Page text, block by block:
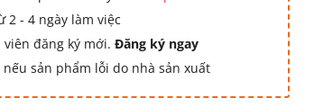
2 - 4 ngày làm việc
viên đăng ký mới. Đăng ký ngay
sản phẩm lỗi do nhà sản xuất